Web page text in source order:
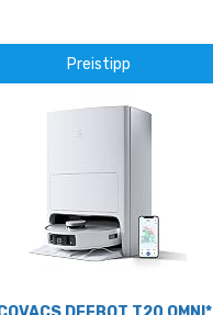
Preistipp